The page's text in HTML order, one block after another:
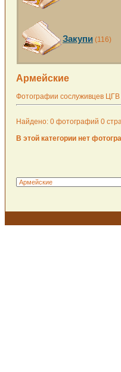
Закупи (116)
Армейские
Фотографии сослуживцев ЦГВ
Найдено: 0 фотографий 0
В этой категории нет